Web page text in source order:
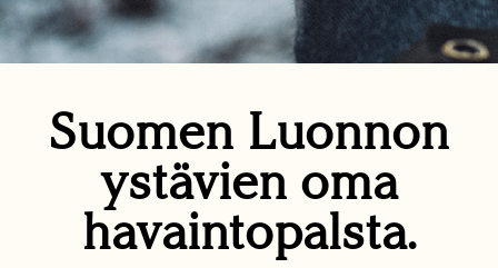
Suomen Luonnon
ystävien oma
havaintopalsta.